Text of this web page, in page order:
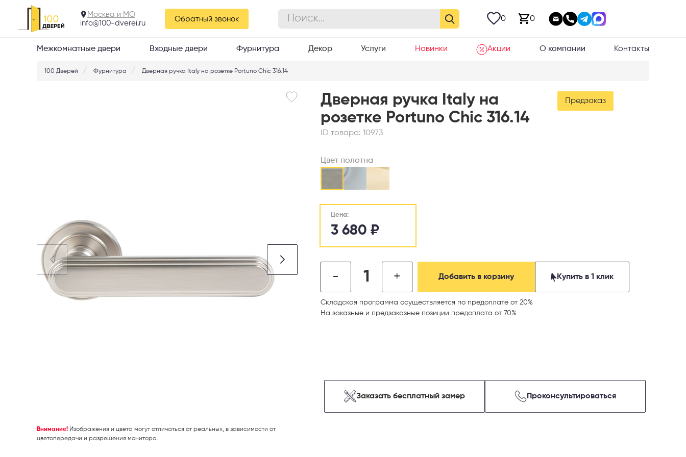
Москва и МО
info@100-dverei.ru
Обратный звонок 0 0
Межкомнатные двери Входные двери Фурнитура Декор Услуги Новинки Акции О компании Контакты
100 Дверей Фурнитура Дверная ручка Italy на розетке Portuno Chic 316.14
Внимание! Изображения и цвета могут отличаться от реальных, в зависимости от
цветопередачи и разрешения монитора.
Дверная ручка Italy на
розетке Portuno Chic 316.14
Предзаказ
ID товара: 10973
Цвет полотна
Цена:
3 680 ₽
- + Купить в 1 клик
Добавить в корзину
Складская программа осуществляется по предоплате от 20%
На заказные и предзаказные позиции предоплата от 70%
Заказать бесплатный замер Проконсультироваться